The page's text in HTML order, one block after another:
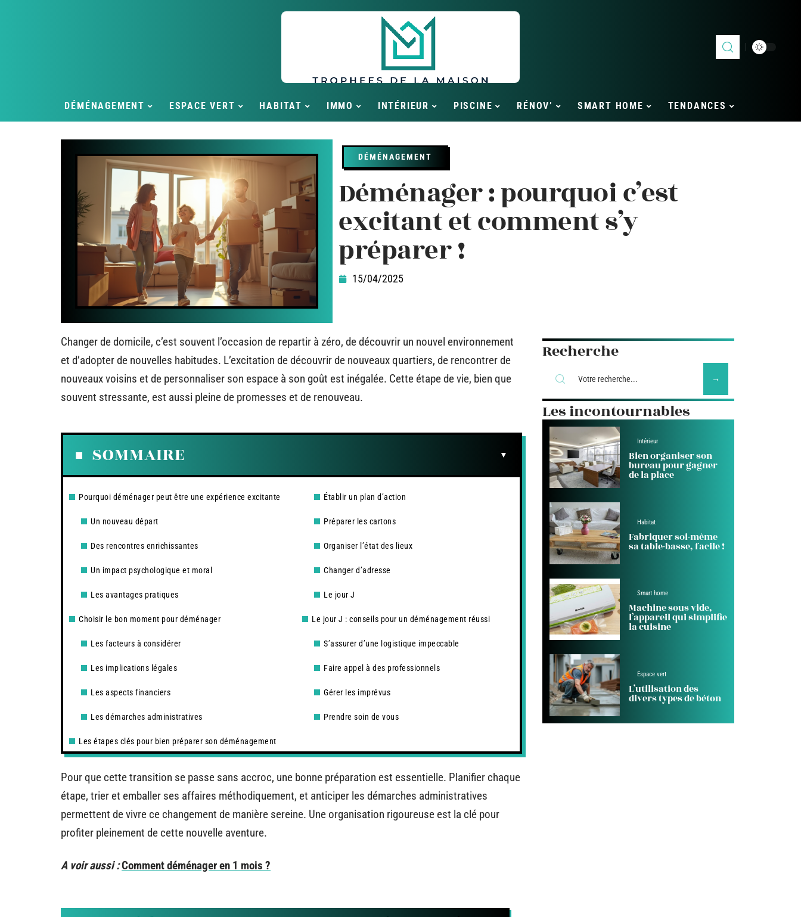
DÉMÉNAGEMENT ESPACE VERT HABITAT IMMO INTÉRIEUR PISCINE RÉNOV’ SMART HOME TENDANCES
DÉMÉNAGEMENT
Déménager : pourquoi c’est
excitant et comment s’y
préparer !
15/04/2025
Changer de domicile, c’est souvent l’occasion de repartir à zéro, de découvrir un nouvel environnement
et d’adopter de nouvelles habitudes. L’excitation de découvrir de nouveaux quartiers, de rencontrer de
nouveaux voisins et de personnaliser son espace à son goût est inégalée. Cette étape de vie, bien que
souvent stressante, est aussi pleine de promesses et de renouveau.
SOMMAIRE
Pourquoi déménager peut être une expérience excitante
Un nouveau départ
Des rencontres enrichissantes
Un impact psychologique et moral
Les avantages pratiques
Choisir le bon moment pour déménager
Les facteurs à considérer
Les implications légales
Les aspects financiers
Les démarches administratives
Les étapes clés pour bien préparer son déménagement
Établir un plan d’action
Préparer les cartons
Organiser l’état des lieux
Changer d’adresse
Le jour J
Le jour J : conseils pour un déménagement réussi
S’assurer d’une logistique impeccable
Faire appel à des professionnels
Gérer les imprévus
Prendre soin de vous
Pour que cette transition se passe sans accroc, une bonne préparation est essentielle. Planifier chaque
étape, trier et emballer ses affaires méthodiquement, et anticiper les démarches administratives
permettent de vivre ce changement de manière sereine. Une organisation rigoureuse est la clé pour
profiter pleinement de cette nouvelle aventure.
A voir aussi :Comment déménager en 1 mois ?
Recherche
Les incontournables
Intérieur
Bien organiser son
bureau pour gagner
de la place
Habitat
Fabriquer soi-même
sa table-basse, facile !
Smart home
Machine sous vide,
l’appareil qui simplifie
la cuisine
Espace vert
L’utilisation des
divers types de béton